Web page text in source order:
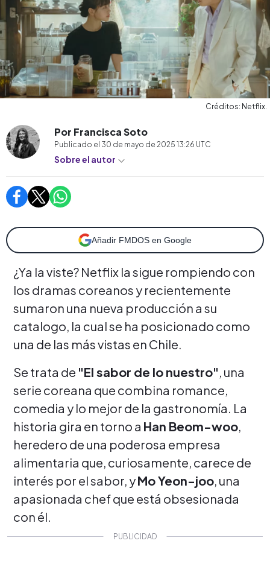
Créditos: Netflix.
Por Francisca Soto
Publicado el 30 de mayo de 2025 13:26 UTC
Sobre el autor
Añadir FMDOS en Google
¿Ya la viste? Netflix la sigue rompiendo con
los dramas coreanos y recientemente
sumaron una nueva producción a su
catalogo, la cual se ha posicionado como
una de las más vistas en Chile.
Se trata de "El sabor de lo nuestro", una
serie coreana que combina romance,
comedia y lo mejor de la gastronomía. La
historia gira en torno a Han Beom-woo,
heredero de una poderosa empresa
alimentaria que, curiosamente, carece de
interés por el sabor, yMo Yeon-joo, una
apasionada chef que está obsesionada
con él.